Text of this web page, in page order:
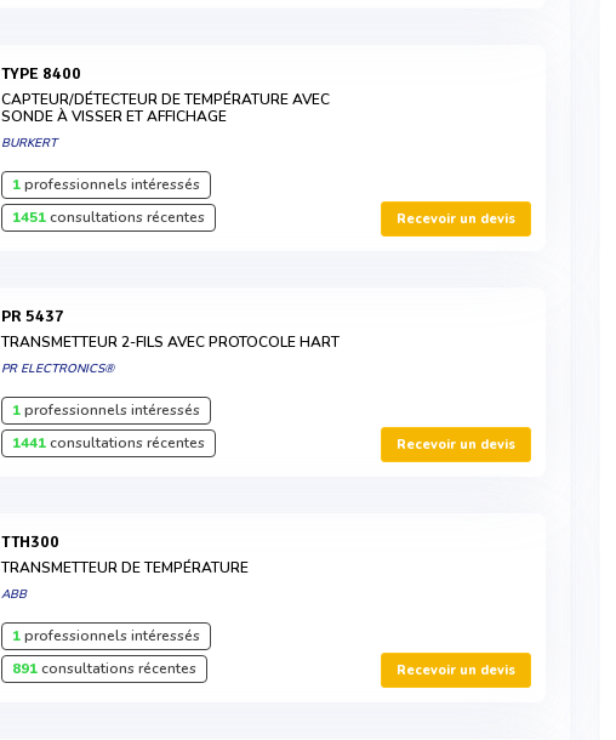
TYPE 8400
CAPTEUR/DÉTECTEUR DE TEMPÉRATURE AVEC
SONDE À VISSER ET AFFICHAGE
BURKERT
1professionnels intéressés
1451consultations récentes Recevoir un devis
PR 5437
TRANSMETTEUR 2-FILS AVEC PROTOCOLE HART
PR ELECTRONICS®
1professionnels intéressés
1441consultations récentes Recevoir un devis
TTH300
TRANSMETTEUR DE TEMPÉRATURE
ABB
1professionnels intéressés
891consultations récentes Recevoir un devis